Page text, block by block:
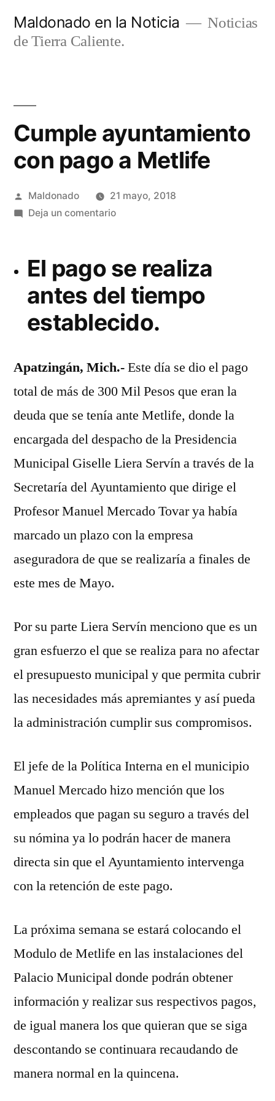
Maldonado en la Noticia
Noticias
de Tierra Caliente.
Cumple ayuntamiento
con pago a Metlife
Publicado
por
Maldonado
21 mayo, 2018
Deja un comentarioen
con
pago
a
Metlife
El pago se realiza
antes del tiempo
establecido.
Apatzingán, Mich.-Este día se dio el pago
total de más de 300 Mil Pesos que eran la
deuda que se tenía ante Metlife, donde la
encargada del despacho de la Presidencia
Municipal Giselle Liera Servín a través de la
Secretaría del Ayuntamiento que dirige el
Profesor Manuel Mercado Tovar ya había
marcado un plazo con la empresa
aseguradora de que se realizaría a finales de
este mes de Mayo.
Por su parte Liera Servín menciono que es un
gran esfuerzo el que se realiza para no afectar
el presupuesto municipal y que permita cubrir
las necesidades más apremiantes y así pueda
la administración cumplir sus compromisos.
El jefe de la Política Interna en el municipio
Manuel Mercado hizo mención que los
empleados que pagan su seguro a través del
su nómina ya lo podrán hacer de manera
directa sin que el Ayuntamiento intervenga
con la retención de este pago.
La próxima semana se estará colocando el
Modulo de Metlife en las instalaciones del
Palacio Municipal donde podrán obtener
información y realizar sus respectivos pagos,
de igual manera los que quieran que se siga
descontando se continuara recaudando de
manera normal en la quincena.